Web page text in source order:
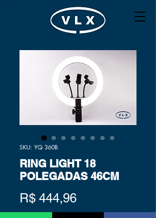
SKU: YQ 360B
RING LIGHT 18
POLEGADAS 46CM
R$ 444,96Preço